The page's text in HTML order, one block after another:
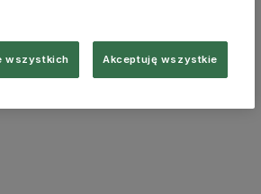
wszystkich Akceptuję wszystkie